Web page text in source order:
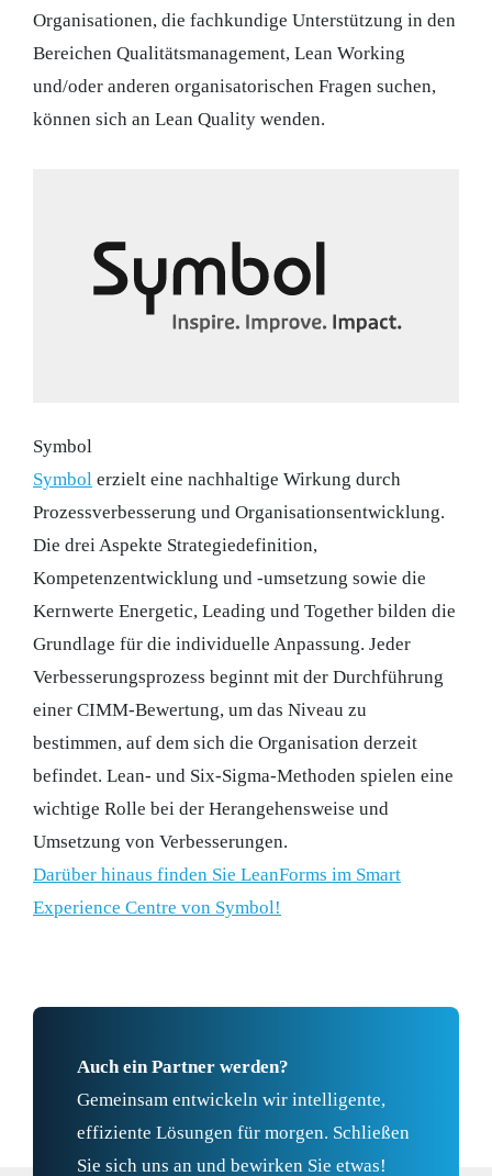
Organisationen, die fachkundige Unterstützung in den
Bereichen Qualitätsmanagement, Lean Working
und/oder anderen organisatorischen Fragen suchen,
können sich an Lean Quality wenden.
Symbol
Symbol erzielt eine nachhaltige Wirkung durch
Prozessverbesserung und Organisationsentwicklung.
Die drei Aspekte Strategiedefinition,
Kompetenzentwicklung und -umsetzung sowie die
Kernwerte Energetic, Leading und Together bilden die
Grundlage für die individuelle Anpassung. Jeder
Verbesserungsprozess beginnt mit der Durchführung
einer CIMM-Bewertung, um das Niveau zu
bestimmen, auf dem sich die Organisation derzeit
befindet. Lean- und Six-Sigma-Methoden spielen eine
wichtige Rolle bei der Herangehensweise und
Umsetzung von Verbesserungen.
Darüber hinaus finden Sie LeanForms im Smart
Experience Centre von Symbol!
Auch ein Partner werden?
Gemeinsam entwickeln wir intelligente,
effiziente Lösungen für morgen. Schließen
Sie sich uns an und bewirken Sie etwas!